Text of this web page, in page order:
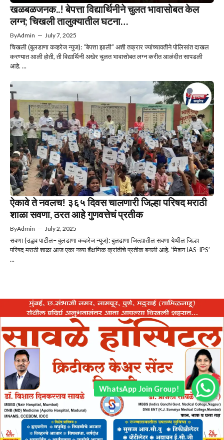
खळबळजनक..! बेपत्ता विद्यार्थिनीने चुलत भावासोबत केल
लग्न; चिखली तालुक्यातील घटना…
ByAdmin — July 7, 2025
चिखली (बुलडाणा कव्हरेज न्युज): “बेपत्ता झाली” अशी तक्रार ज्यांच्यावतीने पोलिसांत दाखल
करण्यात आली होती, ती विद्यार्थिनी अखेर चुलत भावासोबत लग्न करीत आळंदीत सापडली
आहे. ...
ऐकावे ते नवलच! ३६५ दिवस चालणारी जिल्हा परिषद मराठी
शाळा सवणा, ठरत आहे गुणवत्तेचं प्रतीक
ByAdmin — July 2, 2025
सवणा (उद्धव पाटील– बुलडाणा कव्हरेज न्यूज): बुलढाणा जिल्ह्यातील सवणा येथील जिल्हा
परिषद मराठी शाळा आज एका नव्या शैक्षणिक क्रांतीचे प्रतीक बनली आहे. ‘मिशन IAS-IPS’
...
WhatsApp Join Group!